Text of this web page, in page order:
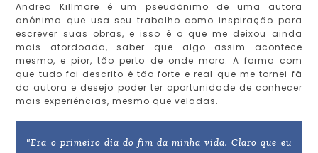
Andrea Killmore é um pseudônimo de uma autora
anônima que usa seu trabalho como inspiração para
escrever suas obras, e isso é o que me deixou ainda
mais atordoada, saber que algo assim acontece
mesmo, e pior, tão perto de onde moro. A forma com
que tudo foi descrito é tão forte e real que me tornei fã
da autora e desejo poder ter oportunidade de conhecer
mais experiências, mesmo que veladas.
"Era o primeiro dia do fim da minha vida. Claro que eu